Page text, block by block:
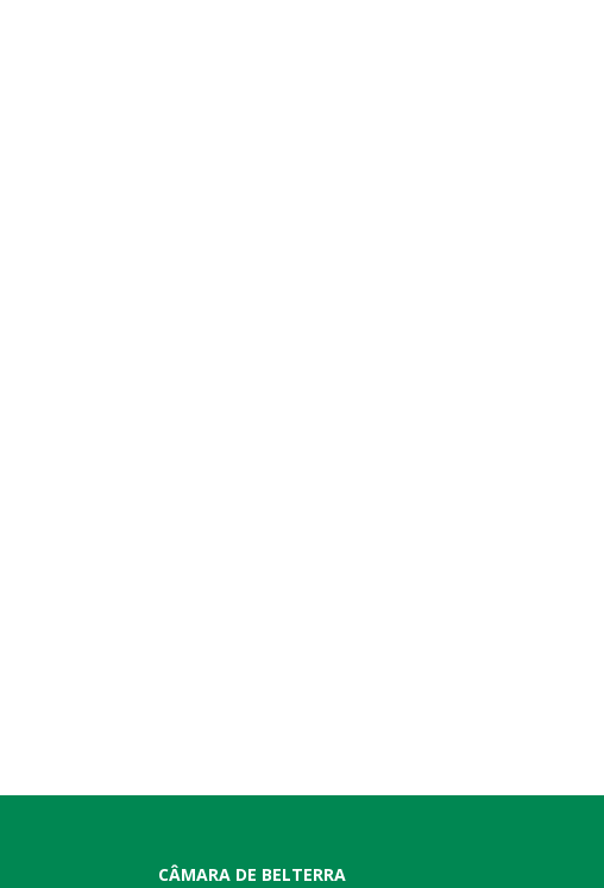
CÂMARA DE BELTERRA